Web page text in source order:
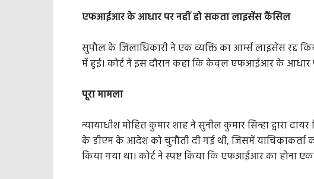
एफआईआर के आधार पर नहीं हो सकता लाइसेंस कैंसिल
सुपौल के जिलाधिकारी ने एक व्यक्ति का आर्म्स लाइसेंस रद्द
में हुई। कोर्ट ने इस दौरान कहा कि केवल एफआईआर के आधार
पूरा मामला
न्यायाधीश मोहित कुमार शाह ने सुनील कुमार सिन्हा द्वारा
के डीएम के आदेश को चुनौती दी गई थी, जिसमें
किया गया था। कोर्ट ने स्पष्ट किया कि एफआईआर का होना